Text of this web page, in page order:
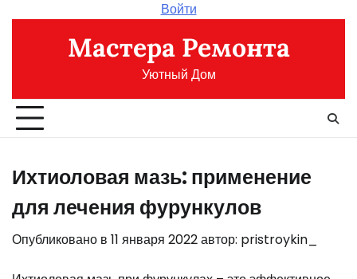
содержимому
Войти
Мастера Ремонта
Уютный Дом
Ихтиоловая мазь: применение
для лечения фурункулов
Опубликовано в 11 января 2022автор: pristroykin_